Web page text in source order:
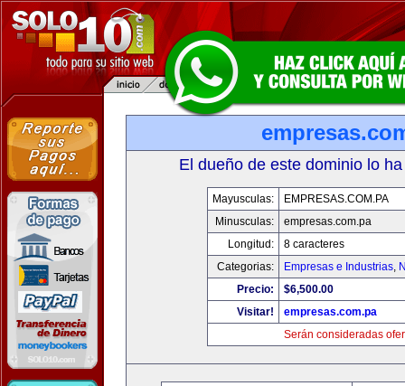
El dueño de este dominio lo
Mayusculas:
EMPRESAS.COM.PA
Minusculas:
empresas.com.pa
Longitud:
8 caracteres
Categorias:
Empresas e Industrias,
Precio:
$6,500.00
Visitar!
empresas.com.pa
Serán consideradas